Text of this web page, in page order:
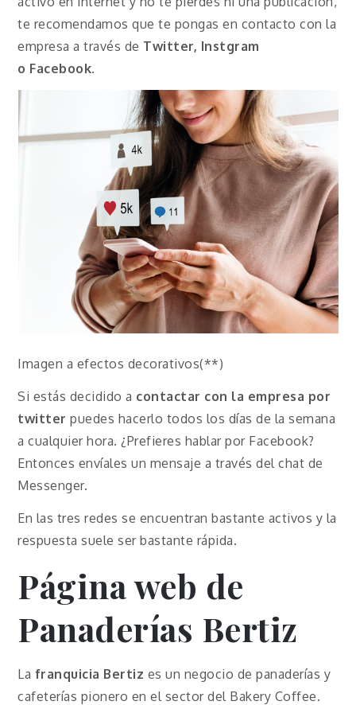
te recomendamos que te pongas en contacto con la
empresa a través de Twitter, Instgram
o Facebook.
Imagen a efectos decorativos(**)
Si estás decidido a contactar con la empresa por
twitter puedes hacerlo todos los días de la semana
a cualquier hora. ¿Prefieres hablar por Facebook?
Entonces envíales un mensaje a través del chat de
Messenger.
En las tres redes se encuentran bastante activos y la
respuesta suele ser bastante rápida.
Página web de
Panaderías Bertiz
La franquicia Bertiz es un negocio de panaderías y
cafeterías pionero en el sector del Bakery Coffee.